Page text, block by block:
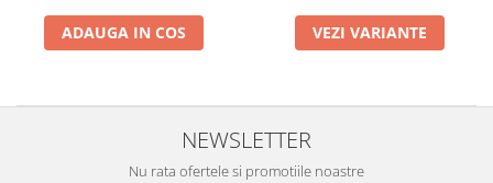
ADAUGA IN COS VEZI VARIANTE
NEWSLETTER
Nu rata ofertele si promotiile noastre